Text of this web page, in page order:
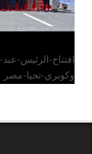
افتتاح-الرئيس-
وكوبري-تحيا-مصر